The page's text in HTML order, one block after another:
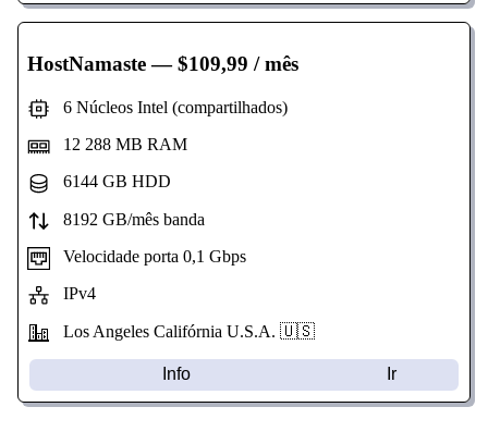
HostNamaste— $109,99 / mês
6 Núcleos Intel (compartilhados)
12 288 MB RAM
6144 GB HDD
8192 GB/mês banda
Velocidade porta 0,1 Gbps
IPv4
Los Angeles Califórnia U.S.A. 🇺🇸
Info Ir